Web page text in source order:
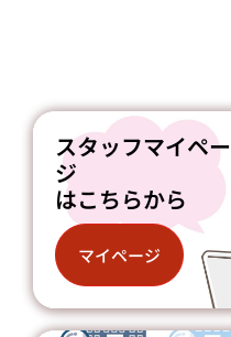
スタッフマイペー
ジ
はこちらから
マイページ